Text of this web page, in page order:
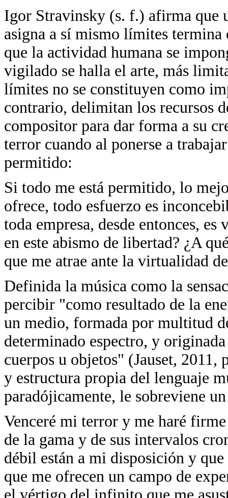
Igor Stravinsky (s. f.) afirma que
asigna a sí mismo límites termina
que la actividad humana se
vigilado se halla el arte, más
límites no se constituyen como
contrario, delimitan los recursos
compositor para dar forma a su
terror cuando al ponerse a
permitido:
Si todo me está permitido, lo
ofrece, todo esfuerzo es
toda empresa, desde entonces,
en este abismo de libertad? ¿A
que me atrae ante la virtualidad
Definida la música como la
percibir "como resultado de la
un medio, formada por multitud
determinado espectro, y
cuerpos u objetos" (Jauset, 2011,
y estructura propia del lenguaje
paradójicamente, le sobreviene
Venceré mi terror y me haré
de la gama y de sus intervalos
débil están a mi disposición y
que me ofrecen un campo de
el vértigo del infinito que me